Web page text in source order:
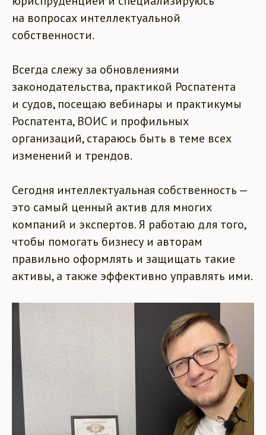
на вопросах интеллектуальной
собственности.
Всегда слежу за обновлениями
законодательства, практикой Роспатента
и судов, посещаю вебинары и практикумы
Роспатента, ВОИС и профильных
организаций, стараюсь быть в теме всех
изменений и трендов.
Сегодня интеллектуальная собственность —
это самый ценный актив для многих
компаний и экспертов. Я работаю для того,
чтобы помогать бизнесу и авторам
правильно оформлять и защищать такие
активы, а также эффективно управлять ими.